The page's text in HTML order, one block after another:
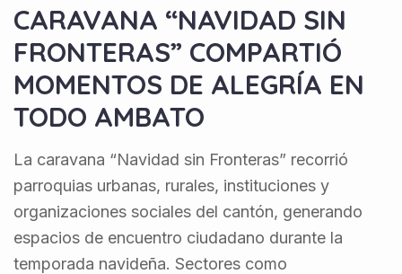
CARAVANA “NAVIDAD SIN
FRONTERAS” COMPARTIÓ
MOMENTOS DE ALEGRÍA EN
TODO AMBATO
La caravana “Navidad sin Fronteras” recorrió
parroquias urbanas, rurales, instituciones y
organizaciones sociales del cantón, generando
espacios de encuentro ciudadano durante la
temporada navideña. Sectores como